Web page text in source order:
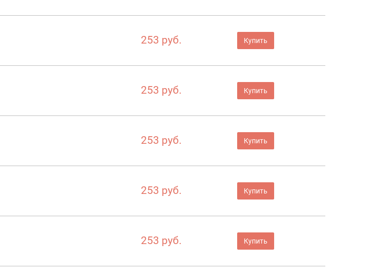
253 руб. Купить
253 руб. Купить
253 руб. Купить
253 руб. Купить
253 руб. Купить